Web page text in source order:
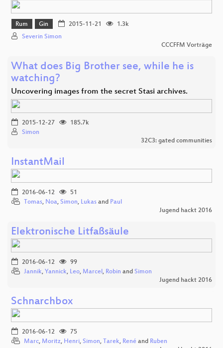
Rum Gin 2015-11-21
1.3k
Severin Simon
CCCFFM Vorträge
What does Big Brother see, while he is
watching?
Uncovering images from the secret Stasi archives.
2015-12-27
185.7k
Simon
32C3: gated communities
InstantMail
2016-06-12
51
Tomas, Noa, Simon, Lukas and Paul
Jugend hackt 2016
Elektronische Litfaßsäule
2016-06-12
99
Jannik, Yannick, Leo, Marcel , Robin and Simon
Jugend hackt 2016
Schnarchbox
2016-06-12
75
Marc, Moritz, Henri, Simon, Tarek, René and Ruben